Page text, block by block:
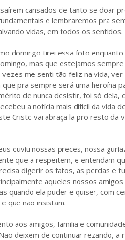
cansados de tanto se doar
e lembraremos pra
vidas, em todos os sentidos.
domingo tirei essa foto
mas que estejamos sempre
me senti tão feliz na vida,
pra sempre será uma heroína
de nunca desistir, foi só dela,
a notícia mais difícil da vida
Cristo vai abraça la pro resto da
ouviu nossas preces, nossa
que a respeitem, e entendam
digerir os fatos, as perdas e
aqueles nossos
quando ela puder e quiser, com
que não insistam.
aos amigos, família e
deixem de continuar rezando, a